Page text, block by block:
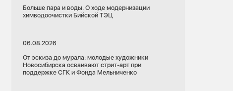
Больше пара и воды. О ходе модернизации
химводоочистки Бийской ТЭЦ
06.08.2026
От эскиза до мурала: молодые художники
Новосибирска осваивают стрит-арт при
поддержке СГК и Фонда Мельниченко